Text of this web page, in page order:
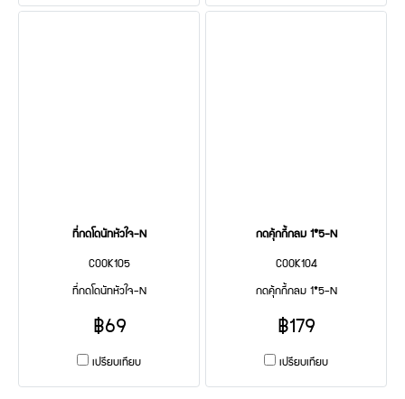
ที่กดโดนัทหัวใจ-N
COOK105
ที่กดโดนัทหัวใจ-N
฿69
เปรียบเทียบ
กดคุ้กกี้กลม 1*5-N
COOK104
กดคุ้กกี้กลม 1*5-N
฿179
เปรียบเทียบ